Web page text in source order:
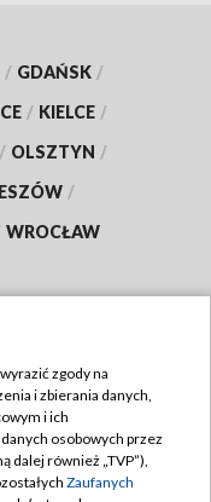
/ GDAŃSK /
/ KIELCE /
/ OLSZTYN /
/
WROCŁAW
zgody na
i zbierania danych,
i ich
osobowych przez
dalej również „TVP”),
Zaufanych